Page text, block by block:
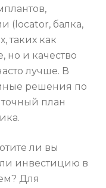
(locator, балка,
таких как
но и качество
лучше. В
решения по
план
ли вы
инвестицию в
Для